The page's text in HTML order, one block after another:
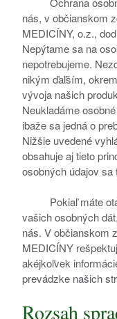
nás, v občianskom
MEDICÍNY, o.z.,
Nepýtame sa na
nepotrebujeme.
nikým ďaľším,
vývoja našich
Neukladáme
ibaže sa jedná o
Nižšie uvedené
obsahuje aj tieto
osobných údajov
Pokiaľ máte
vašich osobných
nás. V občianskom
MEDICÍNY
akéjkoľvek
prevádzke našich
Rozsah